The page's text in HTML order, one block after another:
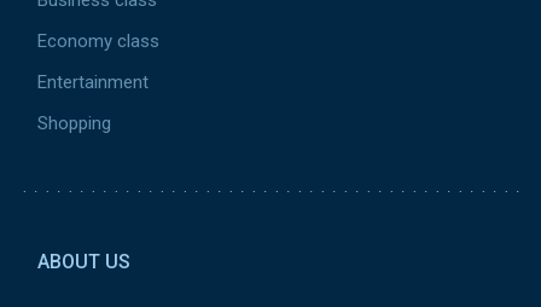
Economy class
Entertainment
Shopping
ABOUT US